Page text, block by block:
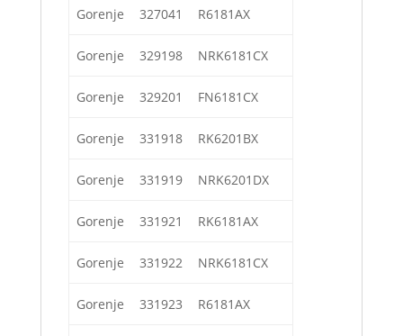
Gorenje 327041 R6181AX
Gorenje 329198 NRK6181CX
Gorenje 329201 FN6181CX
Gorenje 331918 RK6201BX
Gorenje 331919 NRK6201DX
Gorenje 331921 RK6181AX
Gorenje 331922 NRK6181CX
Gorenje 331923 R6181AX